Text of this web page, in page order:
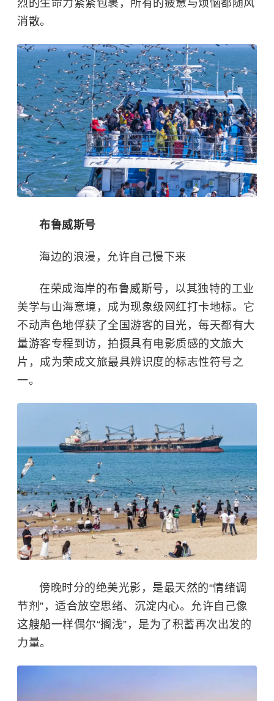
烈的生命力紧紧包裹，所有的疲惫与烦恼都随风
消散。
布鲁威斯号
海边的浪漫，允许自己慢下来
在荣成海岸的布鲁威斯号，以其独特的工业
美学与山海意境，成为现象级网红打卡地标。它
不动声色地俘获了全国游客的目光，每天都有大
量游客专程到访，拍摄具有电影质感的文旅大
片，成为荣成文旅最具辨识度的标志性符号之
一。
傍晚时分的绝美光影，是最天然的“情绪调
节剂”，适合放空思绪、沉淀内心。允许自己像
这艘船一样偶尔“搁浅”，是为了积蓄再次出发的
力量。